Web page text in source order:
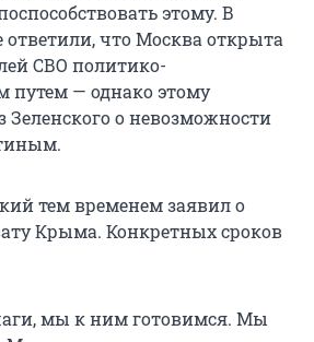
этому. В
что Москва открыта
СВО политико-
путем — однако этому
Зеленского о невозможности
тем временем заявил о
Крыма. Конкретных сроков
мы к ним готовимся. Мы